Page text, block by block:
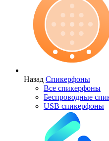
Назад Спикерфоны
Все спикерфоны
Беспроводные
USB спикерфоны